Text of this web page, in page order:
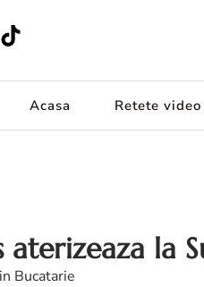
Acasa Retete video
la
Bucatarie